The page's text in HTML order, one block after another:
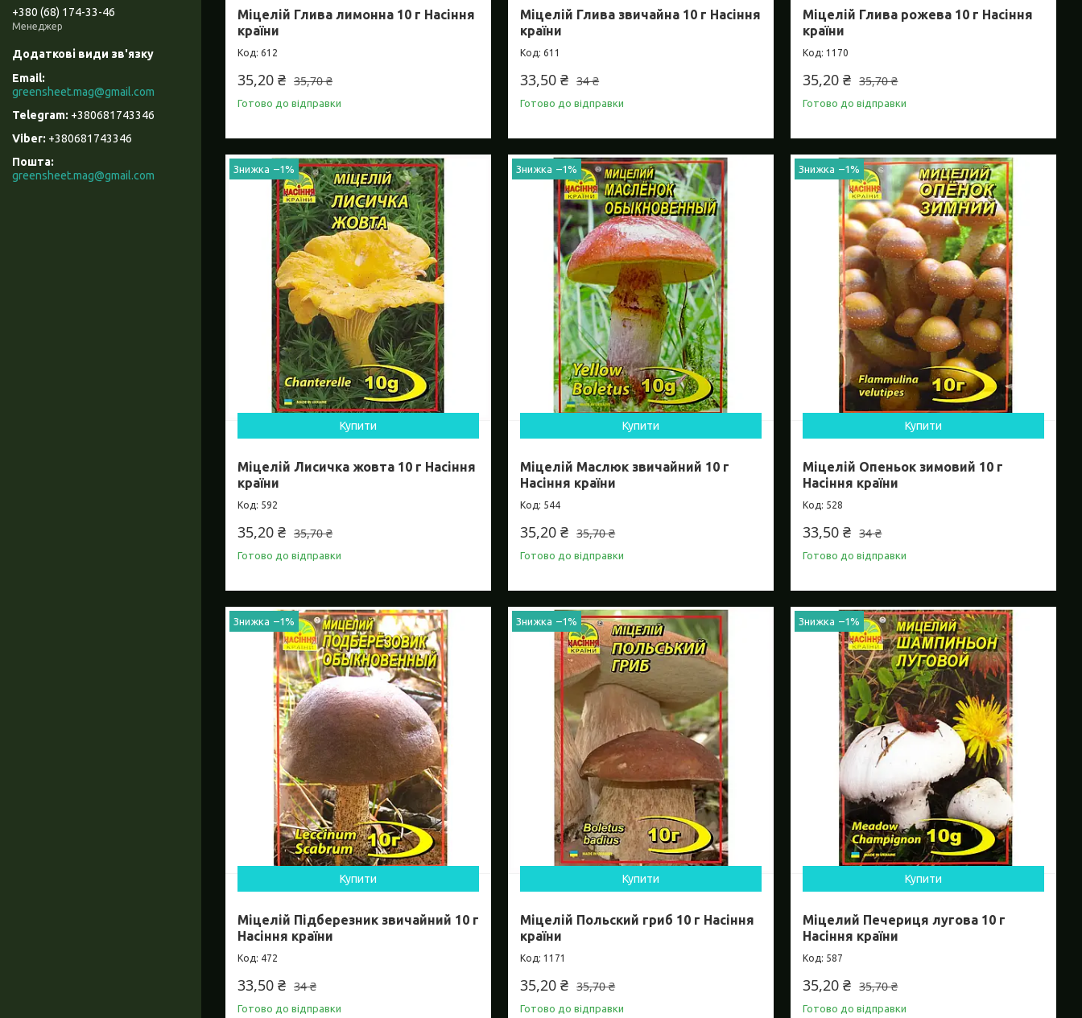
Міцелій Глива лимонна 10 г Насіння
країни
612
35,70 ₴
35,20 ₴
Готово до відправки
Міцелій Глива звичайна 10 г Насіння
країни
611
34 ₴
33,50 ₴
Готово до відправки
Міцелій Глива рожева 10 г Насіння
країни
1170
35,70 ₴
35,20 ₴
Готово до відправки
–1%
Купити
Міцелій Лисичка жовта 10 г Насіння
країни
592
35,70 ₴
35,20 ₴
Готово до відправки
–1%
Купити
Міцелій Маслюк звичайний 10 г
Насіння країни
544
35,70 ₴
35,20 ₴
Готово до відправки
–1%
Купити
Міцелій Опеньок зимовий 10 г
Насіння країни
528
34 ₴
33,50 ₴
Готово до відправки
–1%
Купити
Міцелій Підберезник звичайний 10 г
Насіння країни
472
34 ₴
33,50 ₴
Готово до відправки
–1%
Купити
Міцелій Польский гриб 10 г Насіння
країни
1171
35,70 ₴
35,20 ₴
Готово до відправки
–1%
Купити
Міцелий Печериця лугова 10 г
Насіння країни
587
35,70 ₴
35,20 ₴
Готово до відправки
+380 (68) 174-33-46
Менеджер
greensheet.mag@gmail.com
+380681743346
+380681743346
Пошта
greensheet.mag@gmail.com